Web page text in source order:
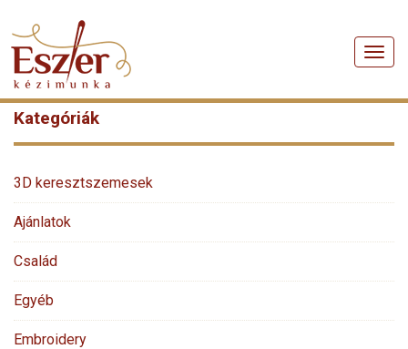
Menü
Kategóriák
3D keresztszemesek
Ajánlatok
Család
Egyéb
Embroidery